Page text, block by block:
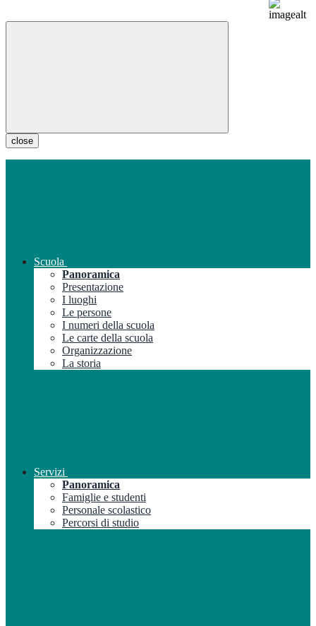
close
Scuola
Panoramica
Presentazione
I luoghi
Le persone
I numeri della scuola
Le carte della scuola
Organizzazione
La storia
Servizi
Panoramica
Famiglie e studenti
Personale scolastico
Percorsi di studio